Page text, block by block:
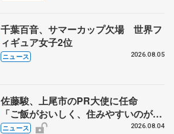
千葉百音、サマーカップ欠場 世界フ
ィギュア女子2位
ニュース 2026.08.05
佐藤駿、上尾市のPR大使に任命
「ご飯がおいしく、住みやすいのが魅
力」
ニュース 2026.08.04